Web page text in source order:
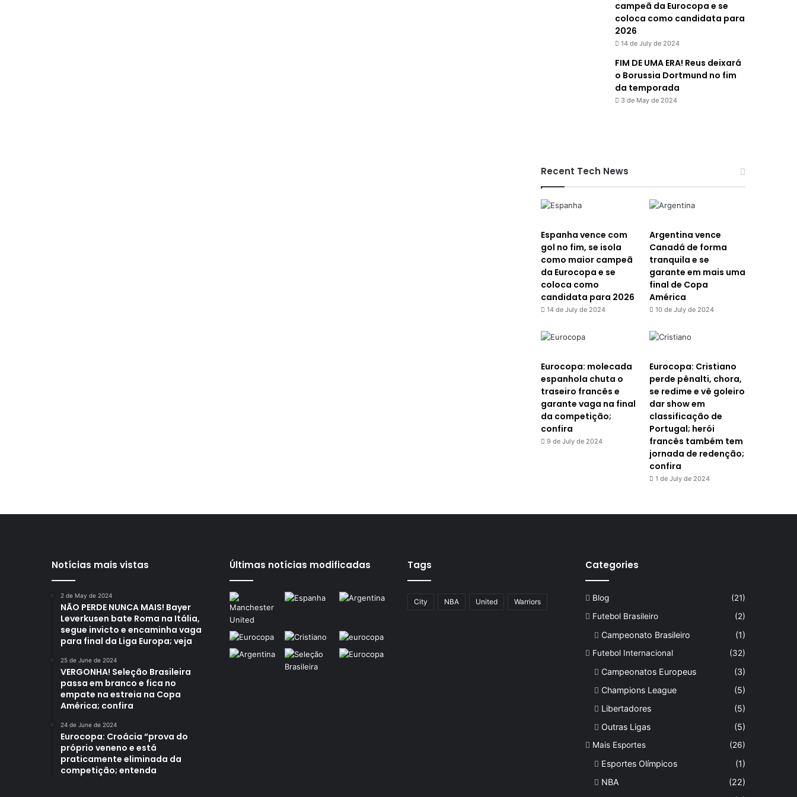
campeã da Eurocopa e se
coloca como candidata para
2026
14 de July de 2024
FIM DE UMA ERA! Reus deixará
o Borussia Dortmund no fim
da temporada
3 de May de 2024
Recent Tech News
Espanha vence com
gol no fim, se isola
como maior campeã
da Eurocopa e se
coloca como
candidata para 2026
14 de July de 2024
Argentina vence
Canadá de forma
tranquila e se
garante em mais uma
final de Copa
América
10 de July de 2024
Eurocopa: molecada
espanhola chuta o
traseiro francês e
garante vaga na final
da competição;
confira
9 de July de 2024
Eurocopa: Cristiano
perde pênalti, chora,
se redime e vê goleiro
dar show em
classificação de
Portugal; herói
francês também tem
jornada de redenção;
confira
1 de July de 2024
Notícias mais vistas
2 de May de 2024
NÃO PERDE NUNCA MAIS! Bayer
Leverkusen bate Roma na Itália,
segue invicto e encaminha vaga
para final da Liga Europa; veja
25 de June de 2024
VERGONHA! Seleção Brasileira
passa em branco e fica no
empate na estreia na Copa
América; confira
24 de June de 2024
Eurocopa: Croácia “prova do
próprio veneno e está
praticamente eliminada da
competição; entenda
Últimas notícias modificadas Tags
City NBA United Warriors
Categories
Blog
(21)
Futebol Brasileiro
(2)
Campeonato Brasileiro (1)
Futebol Internacional (32)
Campeonatos Europeus
(3)
Champions League
(5)
Libertadores
(5)
Outras Ligas
(5)
Mais Esportes (26)
Esportes Olímpicos
(1)
NBA
(22)